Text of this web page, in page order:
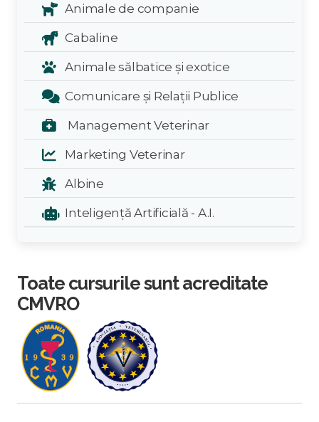
Animale de companie
Cabaline
Animale sălbatice și exotice
Comunicare și Relații Publice
Management Veterinar
Marketing Veterinar
Albine
Inteligență Artificială - A.I.
Toate cursurile sunt acreditate
CMVRO